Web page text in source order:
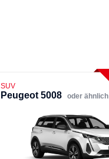
SUV
Peugeot 5008 oder ähnlich